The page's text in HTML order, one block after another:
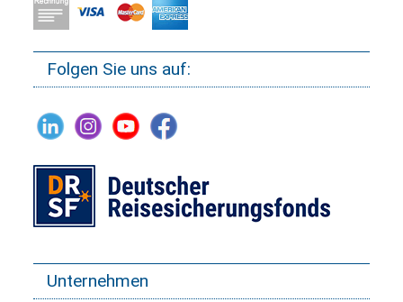
Folgen Sie uns auf:
Unternehmen